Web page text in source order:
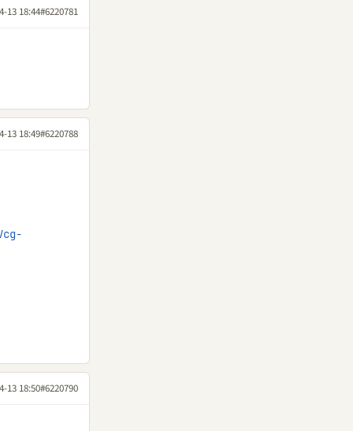
13 18:44#6220781
13 18:49#6220788
13 18:50#6220790